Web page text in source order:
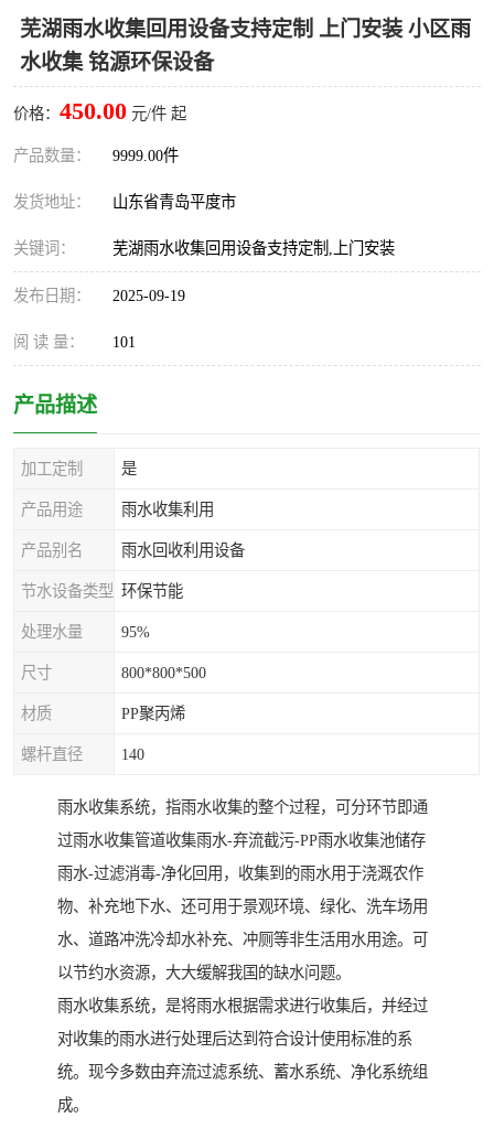
芜湖雨水收集回用设备支持定制 上门安装 小区雨
水收集 铭源环保设备
价格： 450.00 元/件 起
产品数量： 9999.00件
发货地址： 山东省青岛平度市
关键词： 芜湖雨水收集回用设备支持定制,上门安装
发布日期： 2025-09-19
阅 读 量： 101
产品描述
加工定制 是
产品用途 雨水收集利用
产品别名 雨水回收利用设备
节水设备类型 环保节能
处理水量 95%
尺寸 800*800*500
材质 PP聚丙烯
螺杆直径 140
雨水收集系统，指雨水收集的整个过程，可分环节即通
过雨水收集管道收集雨水-弃流截污-PP雨水收集池储存
雨水-过滤消毒-净化回用，收集到的雨水用于浇溉农作
物、补充地下水、还可用于景观环境、绿化、洗车场用
水、道路冲洗冷却水补充、冲厕等非生活用水用途。可
以节约水资源，大大缓解我国的缺水问题。
雨水收集系统，是将雨水根据需求进行收集后，并经过
对收集的雨水进行处理后达到符合设计使用标准的系
统。现今多数由弃流过滤系统、蓄水系统、净化系统组
成。
真空冲洗设备
水平自清洗格栅